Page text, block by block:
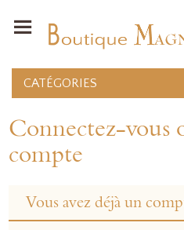
CATÉGORIES
Connectez-vous
compte
Vous avez déjà un